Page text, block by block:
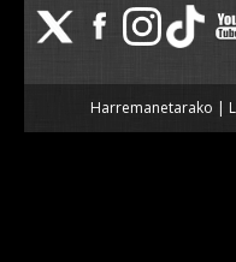
Harremanetarako |